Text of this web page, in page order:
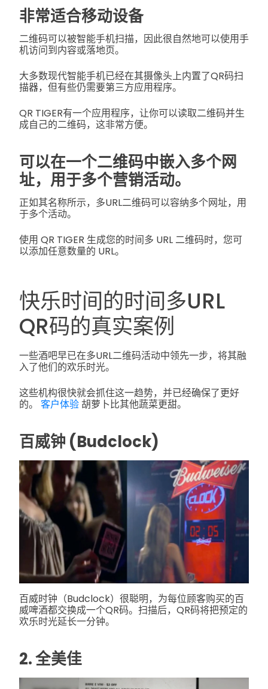
非常适合移动设备
二维码可以被智能手机扫描，因此很自然地可以使用手
机访问到内容或落地页。
大多数现代智能手机已经在其摄像头上内置了QR码扫
描器，但有些仍需要第三方应用程序。
QR TIGER有一个应用程序，让你可以读取二维码并生
成自己的二维码，这非常方便。
可以在一个二维码中嵌入多个网
址，用于多个营销活动。
正如其名称所示，多URL二维码可以容纳多个网址，用
于多个活动。
使用 QR TIGER 生成您的时间多 URL 二维码时，您可
以添加任意数量的 URL。
快乐时间的时间多URL
QR码的真实案例
一些酒吧早已在多URL二维码活动中领先一步，将其融
入了他们的欢乐时光。
这些机构很快就会抓住这一趋势，并已经确保了更好
的。 客户体验 胡萝卜比其他蔬菜更甜。
百威钟 (Budclock)
百威时钟（Budclock）很聪明，为每位顾客购买的百
威啤酒都交换成一个QR码。扫描后，QR码将把预定的
欢乐时光延长一分钟。
2. 全美佳